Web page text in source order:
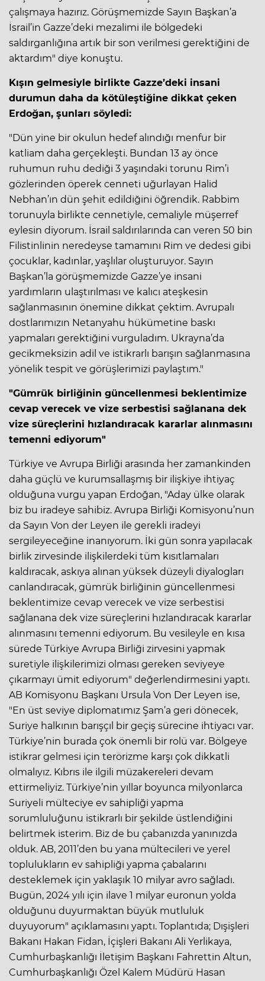
çalışmaya hazırız. Görüşmemizde Sayın Başkan’a
İsrail’in Gazze’deki mezalimi ile bölgedeki
saldırganlığına artık bir son verilmesi gerektiğini de
aktardım" diye konuştu.
Kışın gelmesiyle birlikte Gazze’deki insani
durumun daha da kötüleştiğine dikkat çeken
Erdoğan, şunları söyledi:
"Dün yine bir okulun hedef alındığı menfur bir
katliam daha gerçekleşti. Bundan 13 ay önce
ruhumun ruhu dediği 3 yaşındaki torunu Rim’i
gözlerinden öperek cenneti uğurlayan Halid
Nebhan’ın dün şehit edildiğini öğrendik. Rabbim
torunuyla birlikte cennetiyle, cemaliyle müşerref
eylesin diyorum. İsrail saldırılarında can veren 50 bin
Filistinlinin neredeyse tamamını Rim ve dedesi gibi
çocuklar, kadınlar, yaşlılar oluşturuyor. Sayın
Başkan’la görüşmemizde Gazze’ye insani
yardımların ulaştırılması ve kalıcı ateşkesin
sağlanmasının önemine dikkat çektim. Avrupalı
dostlarımızın Netanyahu hükümetine baskı
yapmaları gerektiğini vurguladım. Ukrayna’da
gecikmeksizin adil ve istikrarlı barışın sağlanmasına
yönelik tespit ve görüşlerimizi paylaştım."
"Gümrük birliğinin güncellenmesi beklentimize
cevap verecek ve vize serbestisi sağlanana dek
vize süreçlerini hızlandıracak kararlar alınmasını
temenni ediyorum"
Türkiye ve Avrupa Birliği arasında her zamankinden
daha güçlü ve kurumsallaşmış bir ilişkiye ihtiyaç
olduğuna vurgu yapan Erdoğan, "Aday ülke olarak
biz bu iradeye sahibiz. Avrupa Birliği Komisyonu’nun
da Sayın Von der Leyen ile gerekli iradeyi
sergileyeceğine inanıyorum. İki gün sonra yapılacak
birlik zirvesinde ilişkilerdeki tüm kısıtlamaları
kaldıracak, askıya alınan yüksek düzeyli diyalogları
canlandıracak, gümrük birliğinin güncellenmesi
beklentimize cevap verecek ve vize serbestisi
sağlanana dek vize süreçlerini hızlandıracak kararlar
alınmasını temenni ediyorum. Bu vesileyle en kısa
sürede Türkiye Avrupa Birliği zirvesini yapmak
suretiyle ilişkilerimizi olması gereken seviyeye
çıkarmayı ümit ediyorum" değerlendirmesini yaptı.
AB Komisyonu Başkanı Ursula Von Der Leyen ise,
"En üst seviye diplomatımız Şam’a geri dönecek,
Suriye halkının barışçıl bir geçiş sürecine ihtiyacı var.
Türkiye’nin burada çok önemli bir rolü var. Bölgeye
istikrar gelmesi için terörizme karşı çok dikkatli
olmalıyız. Kıbrıs ile ilgili müzakereleri devam
ettirmeliyiz. Türkiye’nin yıllar boyunca milyonlarca
Suriyeli mülteciye ev sahipliği yapma
sorumluluğunu istikrarlı bir şekilde üstlendiğini
belirtmek isterim. Biz de bu çabanızda yanınızda
olduk. AB, 2011’den bu yana mültecileri ve yerel
toplulukların ev sahipliği yapma çabalarını
desteklemek için yaklaşık 10 milyar avro sağladı.
Bugün, 2024 yılı için ilave 1 milyar euronun yolda
olduğunu duyurmaktan büyük mutluluk
duyuyorum" açıklamasını yaptı. Toplantıda; Dışişleri
Bakanı Hakan Fidan, İçişleri Bakanı Ali Yerlikaya,
Cumhurbaşkanlığı İletişim Başkanı Fahrettin Altun,
Cumhurbaşkanlığı Özel Kalem Müdürü Hasan